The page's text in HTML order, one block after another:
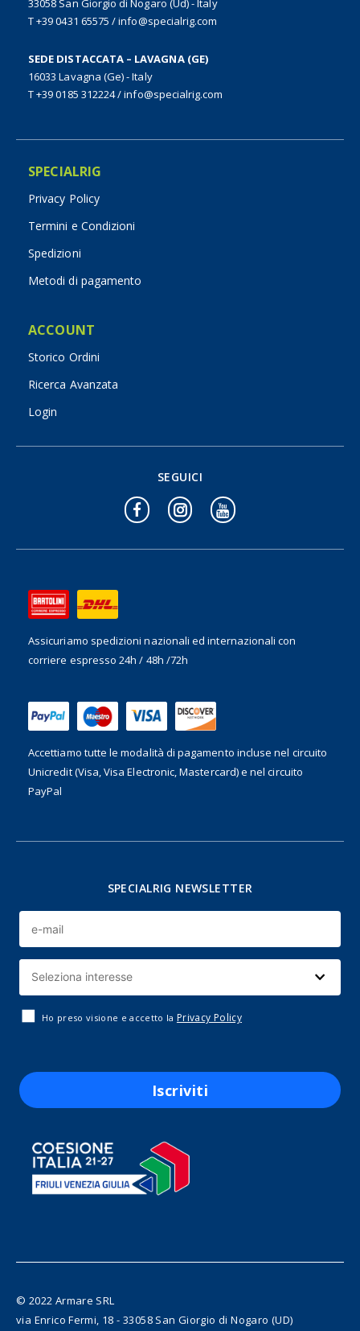
33058 San Giorgio di Nogaro (Ud) - Italy
T +39 0431 65575 /info@specialrig.com
SEDE DISTACCATA – LAVAGNA (GE)
16033 Lavagna (Ge) - Italy
T +39 0185 312224/info@specialrig.com
SPECIALRIG
Privacy Policy
Termini e Condizioni
Spedizioni
Metodi di pagamento
ACCOUNT
Storico Ordini
Ricerca Avanzata
Login
Assicuriamo spedizioni nazionali ed internazionalicon
corriere espresso 24h / 48h /72h
Accettiamo tutte le modalità di pagamento incluse nel circuito
Unicredit (Visa, Visa Electronic, Mastercard) e nel circuito
PayPal
SEGUICI
SPECIALRIG NEWSLETTER
Ho preso visione e accetto la Privacy Policy
Iscriviti
© 2022 Armare SRL
via Enrico Fermi, 18 - 33058 San Giorgio di Nogaro (UD)